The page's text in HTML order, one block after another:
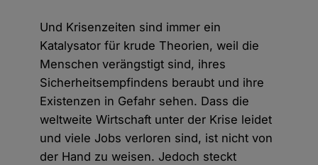
Und Krisenzeiten sind immer ein
Katalysator für krude Theorien, weil die
Menschen verängstigt sind, ihres
Sicherheitsempfindens beraubt und ihre
Existenzen in Gefahr sehen. Dass die
weltweite Wirtschaft unter der Krise leidet
und viele Jobs verloren sind, ist nicht von
der Hand zu weisen. Jedoch steckt